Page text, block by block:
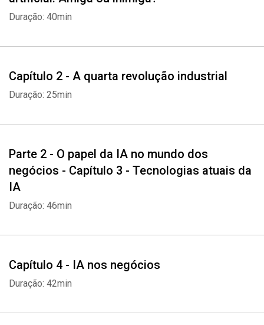
Duração: 40min
Capítulo 2 - A quarta revolução industrial
Duração: 25min
Parte 2 - O papel da IA no mundo dos
negócios - Capítulo 3 - Tecnologias atuais da
IA
Duração: 46min
Capítulo 4 - IA nos negócios
Duração: 42min